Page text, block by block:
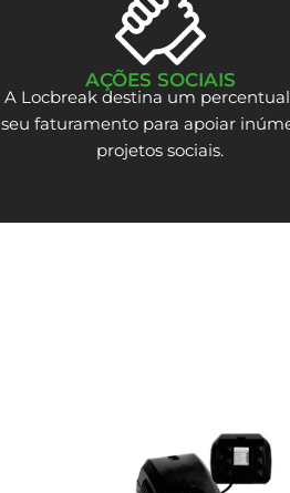
AÇÕES SOCIAIS
A Locbreak destina um
seu faturamento para apoiar
projetos sociais.